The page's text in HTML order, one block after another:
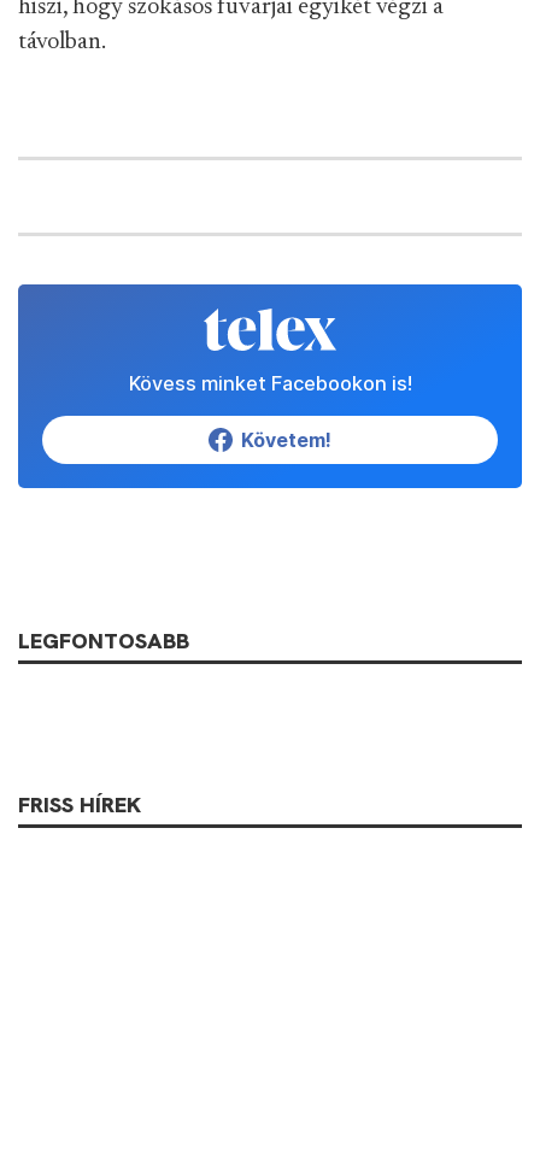
hiszi, hogy szokásos fuvarjai egyikét végzi a
távolban.
Kövess minket Facebookon is!
Követem!
LEGFONTOSABB
FRISS HÍREK